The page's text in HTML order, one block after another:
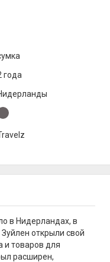
года
в Нидерландах, в
открыли свой
и товаров для
расширен,